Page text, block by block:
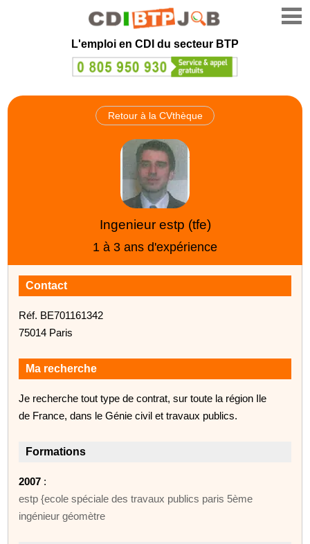
L'emploi en CDI du secteur BTP
Retour à la CVthèque
Ingenieur estp (tfe)
1 à 3 ans d'expérience
Contact
Réf. BE701161342
75014 Paris
Ma recherche
Je recherche tout type de contrat, sur toute la région Ile
de France, dans le Génie civil et travaux publics.
Formations
2007 :
estp {ecole spéciale des travaux publics paris 5ème
ingénieur géomètre